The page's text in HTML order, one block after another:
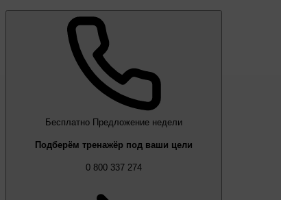
Бесплатно Предложение недели
Подберём тренажёр под ваши цели
0 800 337 274